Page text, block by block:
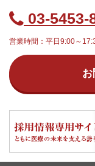
03-5453-
営業時間：平日9:00～